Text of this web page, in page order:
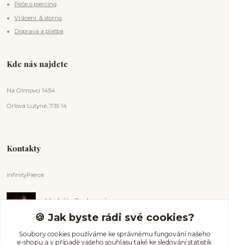
Péče o piercing
Vrácení & storno
Doprava a platba
Kde nás najdete
Na Olmovci 1454
Orlová Lutyně, 735 14
Kontakty
InfinityPierce
Markéta Badurová
(Po-Ne, 9-18 hod.)
🍪 Jak byste rádi své cookies?
Soubory cookies používáme ke správnému fungování našeho
e-shopu a v případě vašeho souhlasu také ke sledování statistik